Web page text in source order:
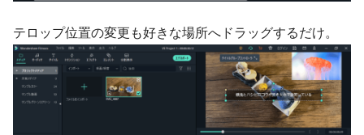
テロップ位置の変更も好きな場所へドラッグするだけ。